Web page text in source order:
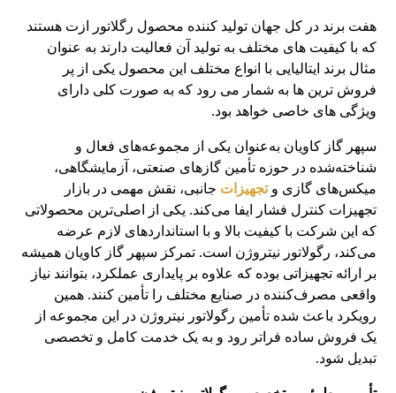
هفت برند در کل جهان تولید کننده محصول رگلاتور ازت هستند
که با کیفیت های مختلف به تولید آن فعالیت دارند به عنوان
مثال برند ایتالیایی با انواع مختلف این محصول یکی از پر
فروش ترین ها به شمار می رود که به صورت کلی دارای
ویژگی های خاصی خواهد بود.
سپهر گاز کاویان به‌عنوان یکی از مجموعه‌های فعال و
شناخته‌شده در حوزه تأمین گازهای صنعتی، آزمایشگاهی،
میکس‌های گازی وتجهیزات جانبی، نقش مهمی در بازار
تجهیزات کنترل فشار ایفا می‌کند. یکی از اصلی‌ترین محصولاتی
که این شرکت با کیفیت بالا و با استانداردهای لازم عرضه
می‌کند، رگولاتور نیتروژن است. تمرکز سپهر گاز کاویان همیشه
بر ارائه تجهیزاتی بوده که علاوه بر پایداری عملکرد، بتوانند نیاز
واقعی مصرف‌کننده در صنایع مختلف را تأمین کنند. همین
رویکرد باعث شده تأمین رگولاتور نیتروژن در این مجموعه از
یک فروش ساده فراتر رود و به یک خدمت کامل و تخصصی
تبدیل شود.